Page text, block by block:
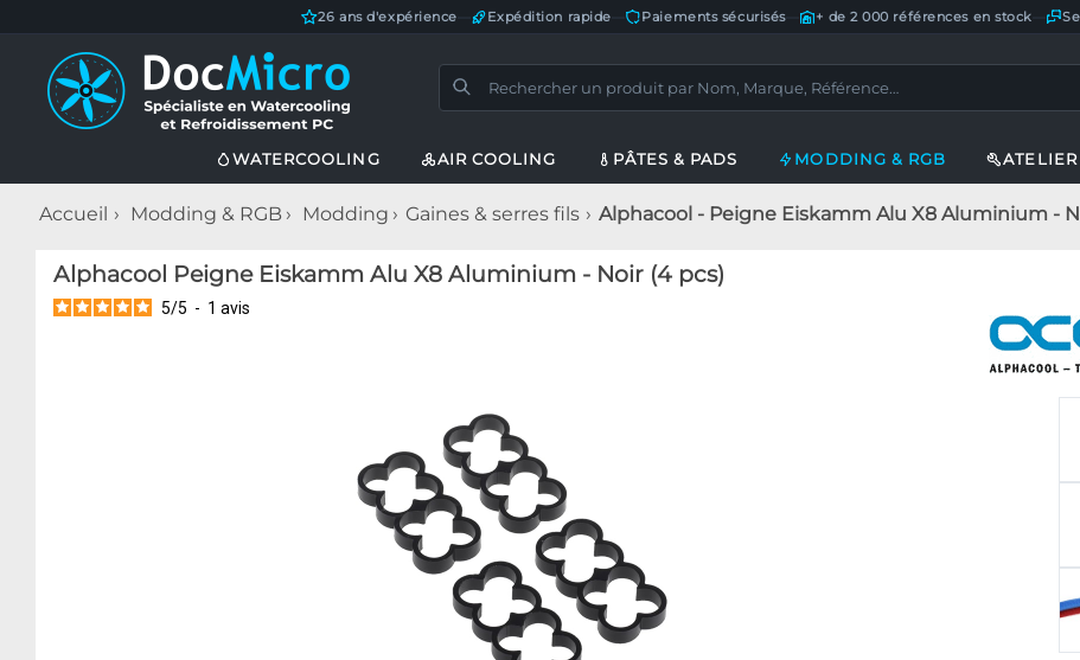
26 ans d'expérience Expédition rapide Paiements sécurisés— + de 2 000 références en stock
WATERCOOLING AIR COOLING PÂTES & PADS MODDING & RGB ATELIER
Accueil Modding & RGB Modding Gaines & serres fils Alphacool - Peigne Eiskamm Alu X8 Aluminium -
Alphacool Peigne Eiskamm Alu X8 Aluminium - Noir (4 pcs)
5/5 - 1 avis